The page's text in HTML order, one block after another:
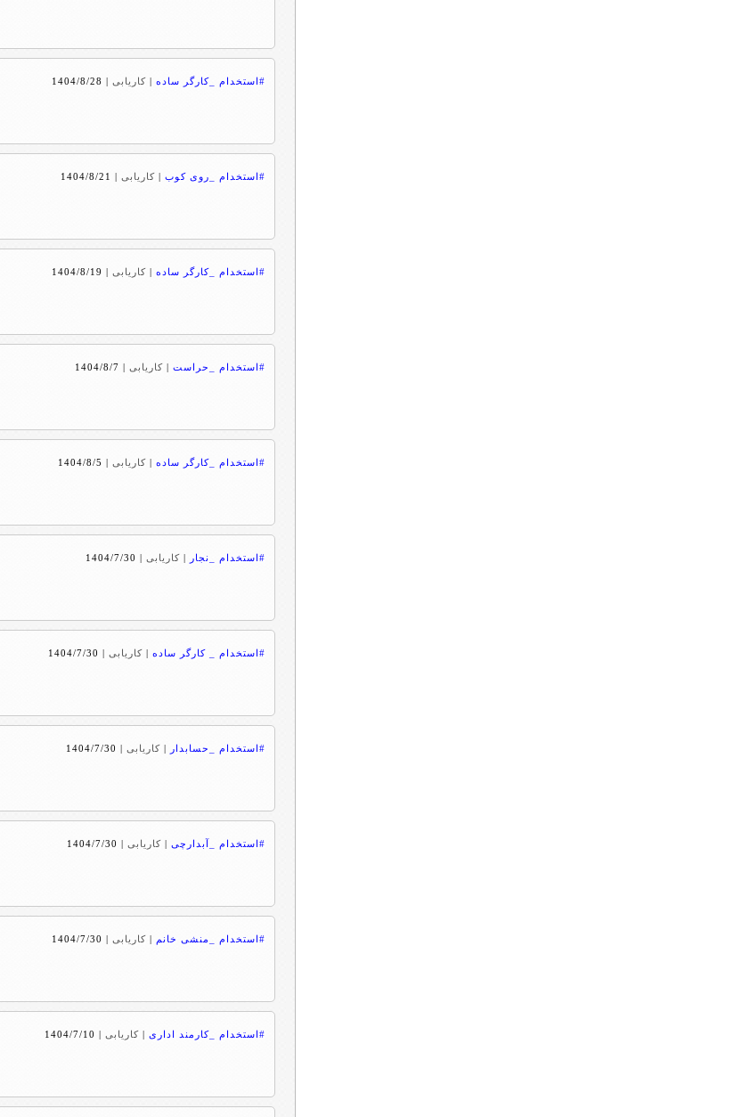
#استخدام _کارگر ساده | کاریابی|
1404/8/28
#استخدام _روی کوب | کاریابی|
1404/8/21
#استخدام _کارگر ساده | کاریابی|
1404/8/19
#استخدام _حراست | کاریابی|
1404/8/7
#استخدام _کارگر ساده | کاریابی|
1404/8/5
#استخدام _نجار | کاریابی|
1404/7/30
#استخدام _ کارگر ساده | کاریابی|
1404/7/30
#استخدام _حسابدار | کاریابی|
1404/7/30
#استخدام _آبدارچی | کاریابی|
1404/7/30
#استخدام _منشی خانم | کاریابی|
1404/7/30
#استخدام _کارمند اداری | کاریابی|
1404/7/10